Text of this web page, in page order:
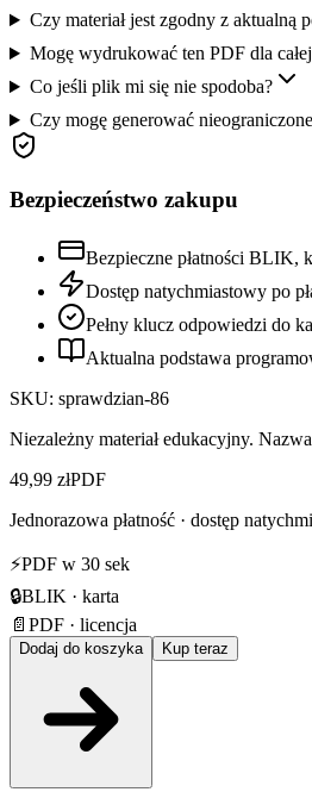
Czy materiał jest zgodny z aktualną
Mogę wydrukować ten PDF dla
Co jeśli plik mi się nie spodoba?
Czy mogę generować
Bezpieczeństwo zakupu
Bezpieczne płatności BLIK,
Dostęp natychmiastowy po
Pełny klucz odpowiedzi do
Aktualna podstawa
SKU: sprawdzian-86
Niezależny materiał edukacyjny.
49,99 złPDF
Jednorazowa płatność · dostęp
⚡PDF w 30 sek
🔒BLIK · karta
📄 PDF · licencja
Dodaj do koszyka Kup teraz